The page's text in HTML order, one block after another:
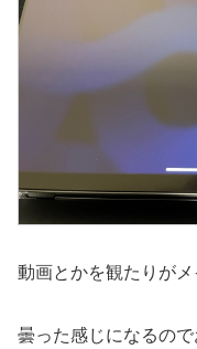
動画とかを観たりが
曇った感じになるので